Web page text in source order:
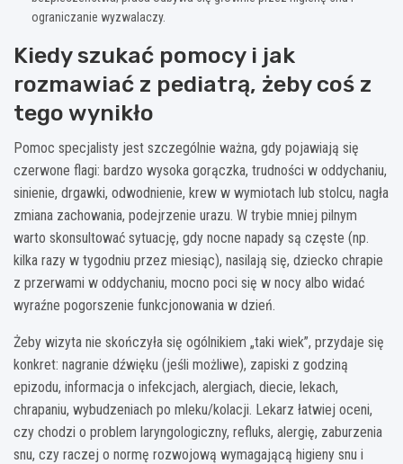
ograniczanie wyzwalaczy.
Kiedy szukać pomocy i jak
rozmawiać z pediatrą, żeby coś z
tego wynikło
Pomoc specjalisty jest szczególnie ważna, gdy pojawiają się
czerwone flagi: bardzo wysoka gorączka, trudności w oddychaniu,
sinienie, drgawki, odwodnienie, krew w wymiotach lub stolcu, nagła
zmiana zachowania, podejrzenie urazu. W trybie mniej pilnym
warto skonsultować sytuację, gdy nocne napady są częste (np.
kilka razy w tygodniu przez miesiąc), nasilają się, dziecko chrapie
z przerwami w oddychaniu, mocno poci się w nocy albo widać
wyraźne pogorszenie funkcjonowania w dzień.
Żeby wizyta nie skończyła się ogólnikiem „taki wiek”, przydaje się
konkret: nagranie dźwięku (jeśli możliwe), zapiski z godziną
epizodu, informacja o infekcjach, alergiach, diecie, lekach,
chrapaniu, wybudzeniach po mleku/kolacji. Lekarz łatwiej oceni,
czy chodzi o problem laryngologiczny, refluks, alergię, zaburzenia
snu, czy raczej o normę rozwojową wymagającą higieny snu i